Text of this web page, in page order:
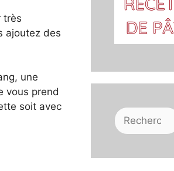
très
ajoutez des
une
vous prend
soit avec
Rechercher :